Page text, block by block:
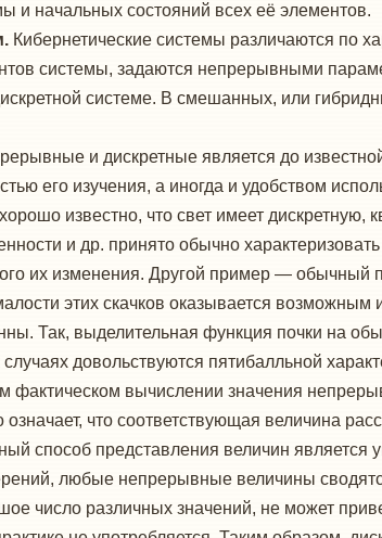
и начальных состояний всех её элементов.
Кибернетические системы различаются по
системы, задаются непрерывными
системе. В смешанных, или
и дискретные является до
его изучения, а иногда и удобством
известно, что свет имеет
и др. принято обычно
их изменения. Другой пример — обычный
этих скачков оказывается
Так, выделительная функция почки на
довольствуются пятибалльной
фактическом вычислении значения
что соответствующая величина
способ представления величин
любые непрерывные величины
число различных значений, не может